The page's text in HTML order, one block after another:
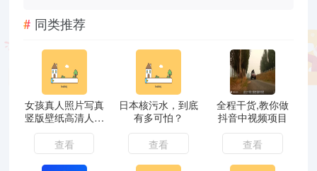
同类推荐
女孩真人照片写真
竖版壁纸高清人物
图库图片ps素材图
集 系列
查看
日本核污水，到底
有多可怕？
查看
全程干货,教你做
抖音中视频项目
查看